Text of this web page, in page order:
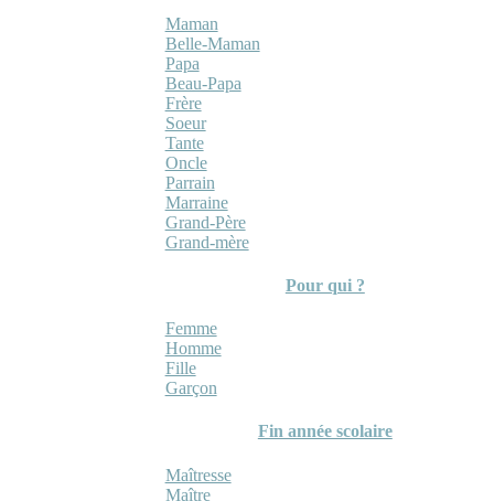
Maman
Belle-Maman
Papa
Beau-Papa
Frère
Soeur
Tante
Oncle
Parrain
Marraine
Grand-Père
Grand-mère
Pour qui ?
Femme
Homme
Fille
Garçon
Fin année scolaire
Maîtresse
Maître